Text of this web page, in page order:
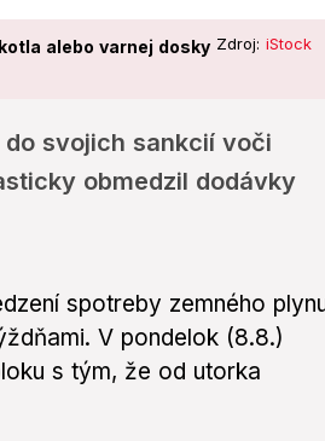
alebo varnej dosky Zdroj: iStock
do svojich sankcií voči
obmedzil dodávky
spotreby zemného
V pondelok (8.8.)
s tým, že od utorka